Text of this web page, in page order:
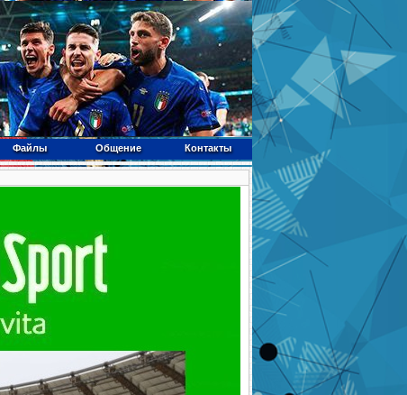
Файлы Общение Контакты